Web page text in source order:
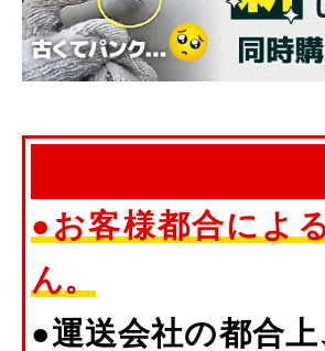
●お客様都合によ
ん。
●運送会社の都合